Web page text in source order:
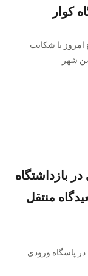
کوار
با شکایت
شهر
بازداشتگاه
منتقل
پاسگاه ورودى